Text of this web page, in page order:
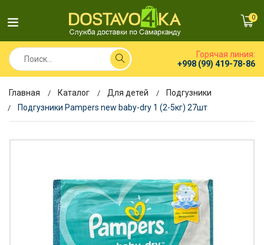
0
Горячая линия:
+998 (99) 419-78-86
Главная Каталог Для детей
Подгузники
Подгузники Pampers new baby-dry 1 (2-5кг) 27шт